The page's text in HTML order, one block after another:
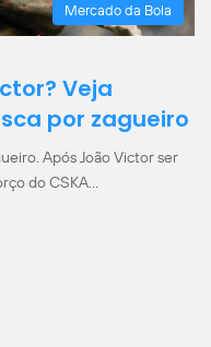
Mercado da Bola
Veja
por zagueiro
Após João Victor ser
do CSKA…